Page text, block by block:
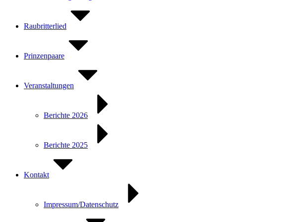
Raubritterlied
Prinzenpaare
Veranstaltungen
Berichte 2026
Berichte 2025
Kontakt
Impressum/Datenschutz